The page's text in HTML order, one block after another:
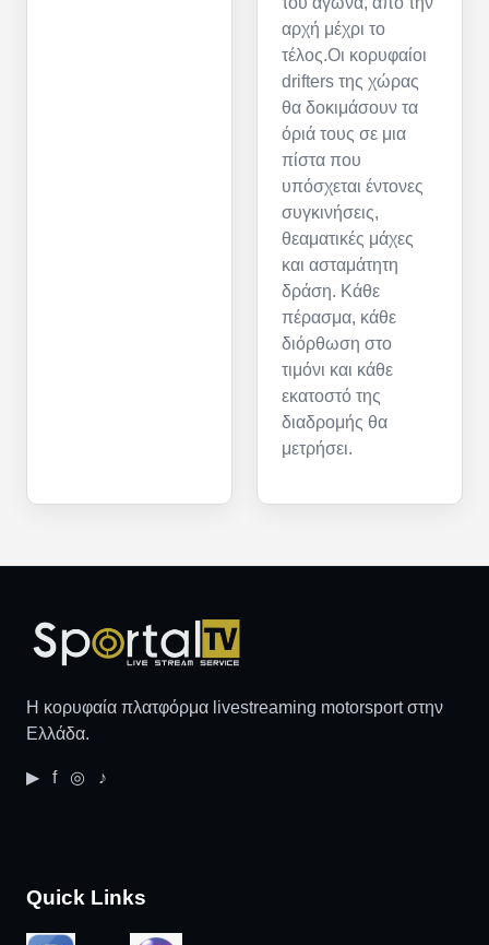
αρχή μέχρι το
τέλος.Οι κορυφαίοι
drifters της χώρας
θα δοκιμάσουν τα
όριά τους σε μια
πίστα που
υπόσχεται έντονες
συγκινήσεις,
θεαματικές μάχες
και ασταμάτητη
δράση. Κάθε
πέρασμα, κάθε
διόρθωση στο
τιμόνι και κάθε
εκατοστό της
διαδρομής θα
μετρήσει.
Η κορυφαία πλατφόρμα livestreaming motorsport στην
Ελλάδα.
▶ f ◎ ♪
Quick Links